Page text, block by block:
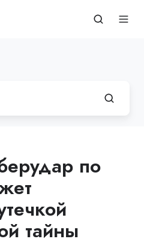
по
тайны